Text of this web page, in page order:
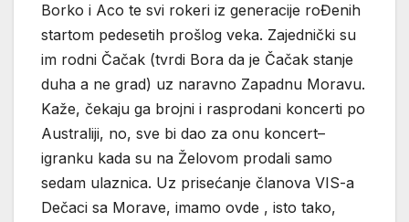
Borko i Aco te svi rokeri iz generacije roĐenih
startom pedesetih prošlog veka. Zajednički su
im rodni Čačak (tvrdi Bora da je Čačak stanje
duha a ne grad) uz naravno Zapadnu Moravu.
Kaže, čekaju ga brojni i rasprodani koncerti po
Australiji, no, sve bi dao za onu koncert–
igranku kada su na Želovom prodali samo
sedam ulaznica. Uz prisećanje članova VIS-a
Dečaci sa Morave, imamo ovde , isto tako,